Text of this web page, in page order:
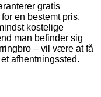
gratis
en bestemt pris.
kostelige
man befinder sig
– vil være at få
afhentningssted.